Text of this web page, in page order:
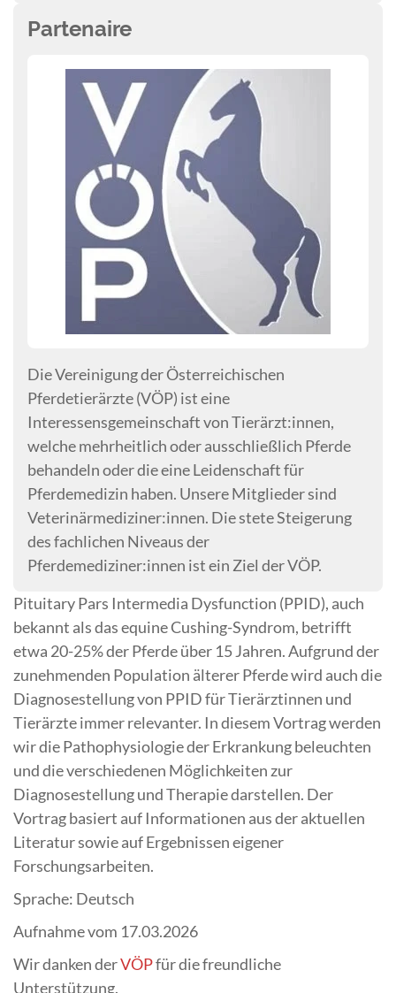
Pituitary Pars Intermedia Dysfunction (PPID), auch
bekannt als das equine Cushing-Syndrom, betrifft
etwa 20-25% der Pferde über 15 Jahren. Aufgrund der
zunehmenden Population älterer Pferde wird auch die
Diagnosestellung von PPID für Tierärztinnen und
Tierärzte immer relevanter. In diesem Vortrag werden
wir die Pathophysiologie der Erkrankung beleuchten
und die verschiedenen Möglichkeiten zur
Diagnosestellung und Therapie darstellen. Der
Vortrag basiert auf Informationen aus der aktuellen
Literatur sowie auf Ergebnissen eigener
Forschungsarbeiten.
Sprache: Deutsch
Aufnahme vom 17.03.2026
Wir danken derVÖPfür die freundliche
Unterstützung.
Partenaire
Die Vereinigung der Österreichischen
Pferdetierärzte (VÖP) ist eine
Interessensgemeinschaft von Tierärzt:innen,
welche mehrheitlich oder ausschließlich Pferde
behandeln oder die eine Leidenschaft für
Pferdemedizin haben. Unsere Mitglieder sind
Veterinärmediziner:innen. Die stete Steigerung
des fachlichen Niveaus der
Pferdemediziner:innen ist ein Ziel der VÖP.